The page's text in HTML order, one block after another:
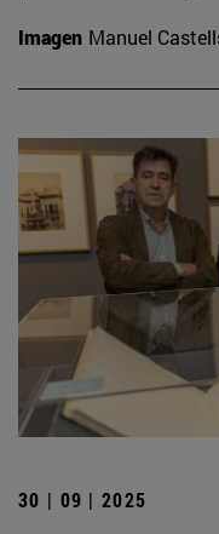
Imagen Manuel
30 | 09 | 2025